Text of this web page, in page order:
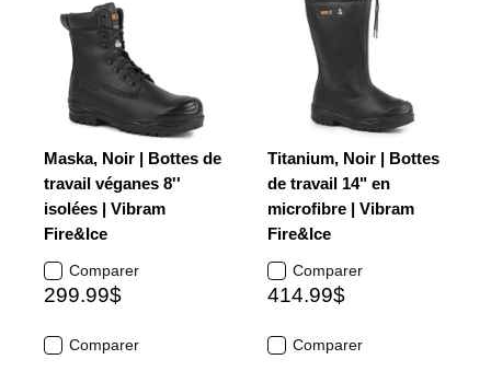
Maska, Noir | Bottes de
travail véganes 8''
isolées | Vibram
Fire&Ice
Comparer
299.99$
Comparer
Titanium, Noir | Bottes
de travail 14" en
microfibre | Vibram
Fire&Ice
Comparer
414.99$
Comparer